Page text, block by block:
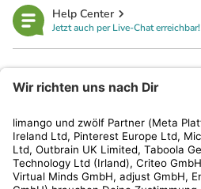
Help Center
Jetzt auch per Live-Chat erreichbar!
Kundenservice
Shop